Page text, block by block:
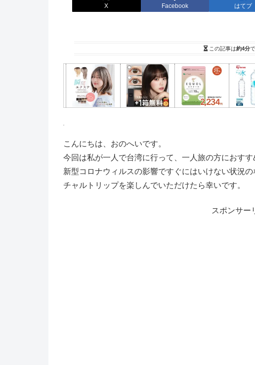
X Facebook はてブ
この記事は約4分
こんにちは、おのへいです。
今回は私が一人で台湾に行って、一人旅の方におす
新型コロナウィルスの影響ですぐにはいけない状況
チャルトリップを楽しんでいただけたら幸いです。
スポンサー